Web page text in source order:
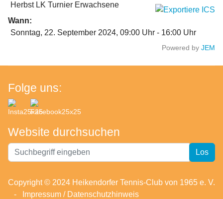
Herbst LK Turnier Erwachsene
Wann:
Sonntag, 22. September 2024, 09:00 Uhr - 16:00 Uhr
Powered by JEM
Folge uns:
Website durchsuchen
Website
durchsuchen
Los
Copyright © 2024 Heikendorfer Tennis-Club von 1965 e. V.
-
Impressum / Datenschutzhinweis